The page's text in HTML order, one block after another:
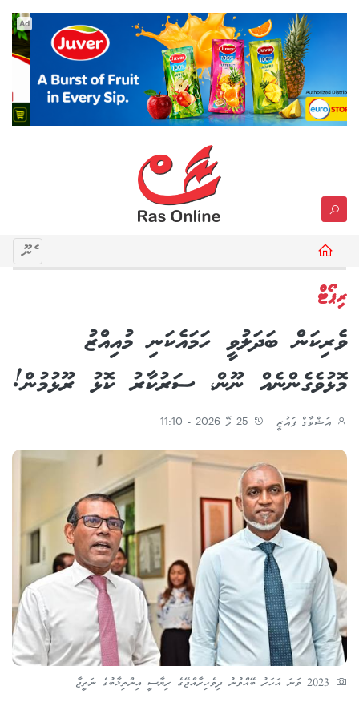
Ad
މެނޫ
ރިޕޯޓް
ވެރިކަން ބަދަލުވީ ހަމައެކަނި މުއިއްޒު
މޮޅުވެގެންނެއް ނޫން، ސަރުކާރު ކޮޅު ރޫޅުމުން!
އަޝްވާގް ފައުޒީ
2023 ވަނަ އަހަރު ބޭއްވުނު ދިވެހިރާއްޖޭގެ ރިޔާސީ އިންތިޚާބުގެ ނަތީޖާ